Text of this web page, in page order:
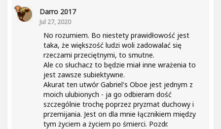
Darro 2017
Jul 27, 2020
No rozumiem. Bo niestety prawidłowość jest
taka, że większość ludzi woli zadowalać się
rzeczami przeciętnymi, to smutne.
Ale co słuchacz to będzie miał inne wrażenia to
jest zawsze subiektywne.
Akurat ten utwór Gabriel's Oboe jest jednym z
moich ulubionych - ja go odbieram dość
szczególnie trochę poprzez pryzmat duchowy i
przemijania. Jest on dla mnie łącznikiem między
tym życiem a życiem po śmierci. Pozdr.